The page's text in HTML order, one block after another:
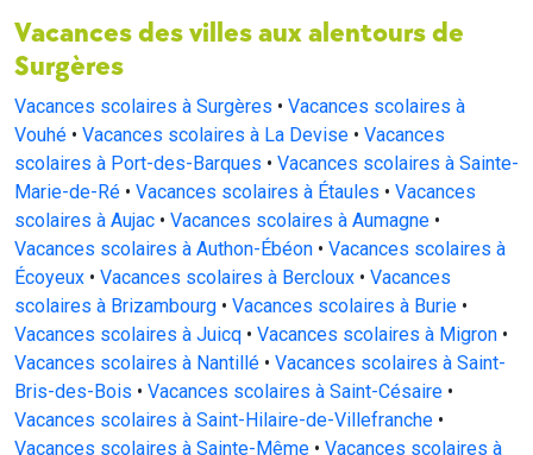
Vacances des villes aux alentours de
Surgères
Vacances scolaires à Surgères • Vacances scolaires à
Vouhé • Vacances scolaires à La Devise • Vacances
scolaires à Port-des-Barques • Vacances scolaires à Sainte-
Marie-de-Ré • Vacances scolaires à Étaules • Vacances
scolaires à Aujac • Vacances scolaires à Aumagne •
Vacances scolaires à Authon-Ébéon • Vacances scolaires à
Écoyeux • Vacances scolaires à Bercloux • Vacances
scolaires à Brizambourg • Vacances scolaires à Burie •
Vacances scolaires à Juicq • Vacances scolaires à Migron •
Vacances scolaires à Nantillé • Vacances scolaires à Saint-
Bris-des-Bois • Vacances scolaires à Saint-Césaire •
Vacances scolaires à Saint-Hilaire-de-Villefranche •
Vacances scolaires à Sainte-Même • Vacances scolaires à